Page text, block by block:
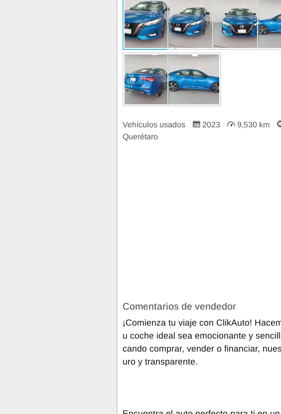
Vehículos usados 2023 9,530 km
Querétaro
Comentarios de vendedor
¡Comienza tu viaje con ClikAuto!
u coche ideal sea emocionante y
cando comprar, vender o financiar,
uro y transparente.